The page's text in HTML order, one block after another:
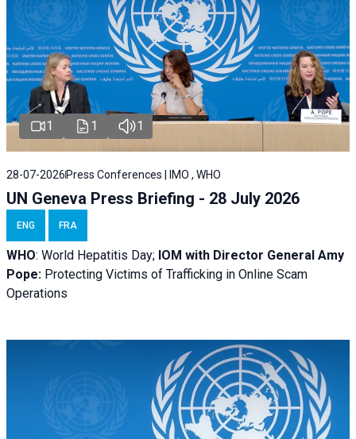
1 1 1
28-07-2026 Press Conferences | IMO , WHO
UN Geneva Press Briefing - 28 July 2026
ENG FRA
WHO: World Hepatitis Day; IOM with Director General Amy
Pope: Protecting Victims of Trafficking in Online Scam
Operations